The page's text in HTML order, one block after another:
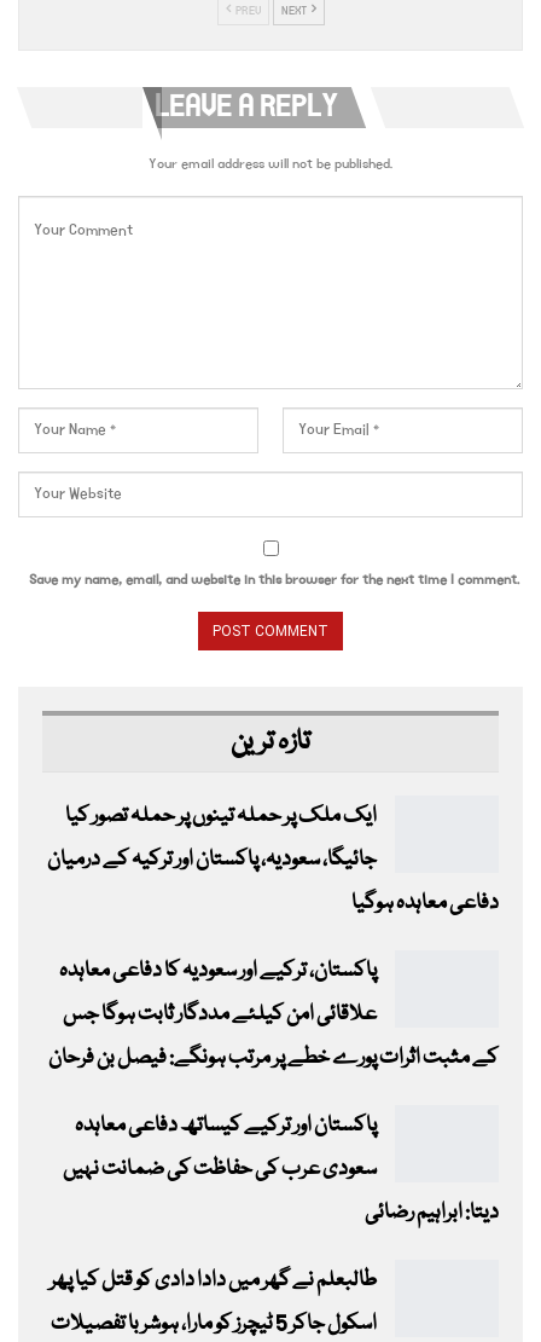
PREV NEXT
LEAVE A REPLY
Your email address will not be published.
Save my name, email, and website in this browser for the next time I comment.
تازہ ترین
ایک ملک پر حملہ تینوں پر حملہ تصور کیا
جائیگا، سعودیہ، پاکستان اور ترکیہ کے درمیان
دفاعی معاہدہ ہوگیا
پاکستان، ترکیے اور سعودیہ کا دفاعی معاہدہ
علاقائی امن کیلئے مددگار ثابت ہوگا جس
کے مثبت اثرات پورے خطے پر مرتب ہونگے: فیصل بن فرحان
پاکستان اور ترکیے کیساتھ دفاعی معاہدہ
سعودی عرب کی حفاظت کی ضمانت نہیں
دیتا: ابراہیم رضائی
طالبعلم نے گھر میں دادا دادی کو قتل کیا پھر
اسکول جاکر 5 ٹیچرز کو مارا، ہوشربا تفصیلات